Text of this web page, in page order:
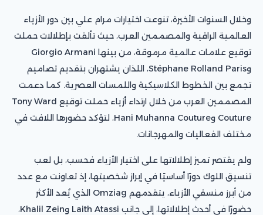
وخلال السنوات الأخيرة، تنوعت اختيارات مرام علي بين دور الأزياء
العالمية الراقية والمصممين العرب، حيث تألقت بإطلالات حملت
توقيع علامات عالمية مرموقة، من بينها Giorgio Armani
وStéphane Rolland Paris، اللذان يشتهران بتقديم تصاميم
تجمع بين الخطوط الكلاسيكية واللمسات العصرية. كما دعمت
المصممين العرب من خلال ارتداء أزياء حملت توقيع Tony Ward
Couture وHani Muhanna Couture، لتؤكد حضورها اللافت في
مختلف الفعاليات والمهرجانات.
ولم يقتصر تميز إطلالاتها على اختيار الأزياء فحسب، بل لعب
تنسيق اللوك دورًا أساسيًا في إبراز شخصيتها، إذ تعاونت مع عدد
من أبرز منسقي الأزياء، يتقدمهم Omziag الذي يُعد الأكثر
حضورًا في أحدث إطلالاتها، إلى جانب Laith Atassi وKhalil Zein،